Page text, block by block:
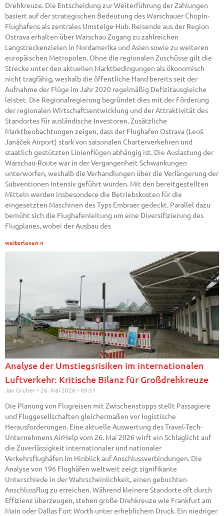
Drehkreuze. Die Entscheidung zur Weiterführung der Zahlungen
basiert auf der strategischen Bedeutung des Warschauer Chopin-
Flughafens als zentrales Umsteige-Hub. Reisende aus der Region
Ostrava erhalten über Warschau Zugang zu zahlreichen
Langstreckenzielen in Nordamerika und Asien sowie zu weiteren
europäischen Metropolen. Ohne die regionalen Zuschüsse gilt die
Strecke unter den aktuellen Marktbedingungen als ökonomisch
nicht tragfähig, weshalb die öffentliche Hand bereits seit der
Aufnahme der Flüge im Jahr 2020 regelmäßig Defizitausgleiche
leistet. Die Regionalregierung begründet dies mit der Förderung
der regionalen Wirtschaftsentwicklung und der Attraktivität des
Standortes für ausländische Investoren. Zusätzliche
Marktbeobachtungen zeigen, dass der Flughafen Ostrava (Leoš
Janáček Airport) stark von saisonalen Charterverkehren und
staatlich gestützten Linienflügen abhängig ist. Die Auslastung der
Warschau-Route war in der Vergangenheit Schwankungen
unterworfen, weshalb die Verhandlungen über die Verlängerung der
Subventionen intensiv geführt wurden. Mit den bereitgestellten
Mitteln werden insbesondere die Betriebskosten für die
eingesetzten Maschinen des Typs Embraer gedeckt. Parallel dazu
bemüht sich die Flughafenleitung um eine Diversifizierung des
Flugplanes, wobei der Ausbau des
weiterlesen »
Analyse der Umstiegsrisiken im internationalen
Luftverkehr: Kritische Bilanz für Großdrehkreuze
Jan Gruber 26. Mai 2026 09:51
Die Planung von Flugreisen mit Zwischenstopps stellt Passagiere
und Fluggesellschaften gleichermaßen vor logistische
Herausforderungen. Eine aktuelle Auswertung des Travel-Tech-
Unternehmens AirHelp vom 26. Mai 2026 wirft ein Schlaglicht auf
die Zuverlässigkeit internationaler und nationaler
Verkehrsflughäfen im Hinblick auf Anschlussverbindungen. Die
Analyse von 196 Flughäfen weltweit zeigt signifikante
Unterschiede in der Wahrscheinlichkeit, einen gebuchten
Anschlussflug zu erreichen. Während kleinere Standorte oft durch
Effizienz überzeugen, stehen große Drehkreuze wie Frankfurt am
Main oder Dallas Fort Worth unter erheblichem Druck. Ein niedriger